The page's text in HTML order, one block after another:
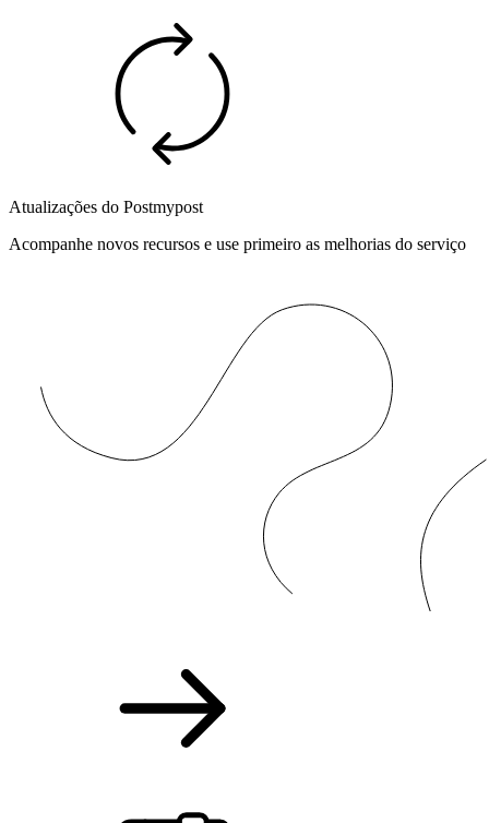
Atualizações do Postmypost
Acompanhe novos recursos e use primeiro as melhorias do serviço